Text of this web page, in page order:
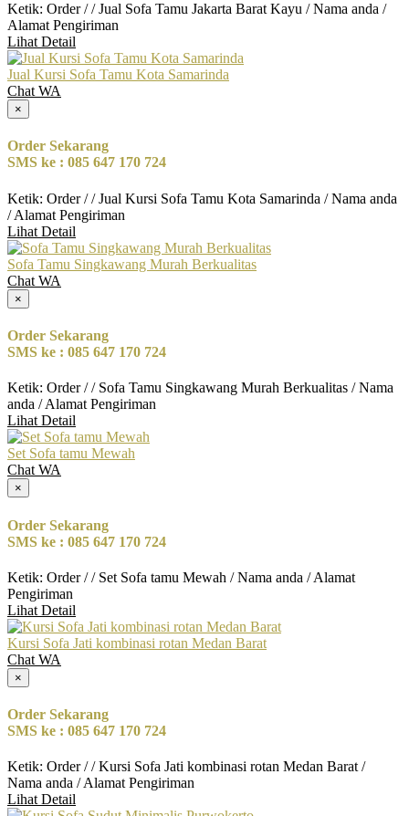
Ketik: Order / / Jual Sofa Tamu Jakarta Barat Kayu / Nama anda /
Alamat Pengiriman
Lihat Detail
Jual Kursi Sofa Tamu Kota Samarinda
Chat WA
×
Order Sekarang
SMS ke : 085 647 170 724
Ketik: Order / / Jual Kursi Sofa Tamu Kota Samarinda / Nama anda
/ Alamat Pengiriman
Lihat Detail
Sofa Tamu Singkawang Murah Berkualitas
Chat WA
×
Order Sekarang
SMS ke : 085 647 170 724
Ketik: Order / / Sofa Tamu Singkawang Murah Berkualitas / Nama
anda / Alamat Pengiriman
Lihat Detail
Set Sofa tamu Mewah
Chat WA
×
Order Sekarang
SMS ke : 085 647 170 724
Ketik: Order / / Set Sofa tamu Mewah / Nama anda / Alamat
Pengiriman
Lihat Detail
Kursi Sofa Jati kombinasi rotan Medan Barat
Chat WA
×
Order Sekarang
SMS ke : 085 647 170 724
Ketik: Order / / Kursi Sofa Jati kombinasi rotan Medan Barat /
Nama anda / Alamat Pengiriman
Lihat Detail